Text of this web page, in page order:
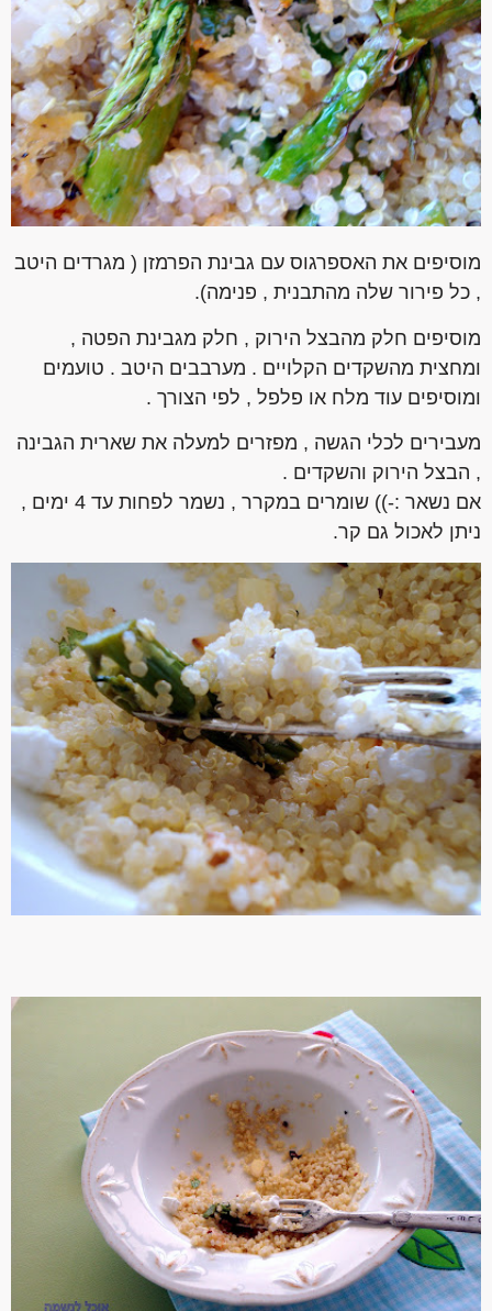
מוסיפים את האספרגוס עם גבינת הפרמזן ( מגרדים היטב
, כל פירור שלה מהתבנית , פנימה).
מוסיפים חלק מהבצל הירוק , חלק מגבינת הפטה ,
ומחצית מהשקדים הקלויים . מערבבים היטב . טועמים
ומוסיפים עוד מלח או פלפל , לפי הצורך .
מעבירים לכלי הגשה , מפזרים למעלה את שארית הגבינה
, הבצל הירוק והשקדים .
אם נשאר :-)) שומרים במקרר , נשמר לפחות עד 4 ימים ,
ניתן לאכול גם קר.